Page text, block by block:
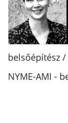
belsőépítész
NYME-AMI -